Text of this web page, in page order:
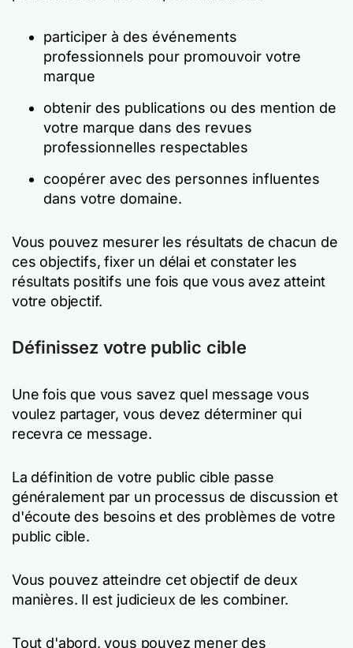
participer à des événements
professionnels pour promouvoir votre
marque
obtenir des publications ou des mention de
votre marque dans des revues
professionnelles respectables
coopérer avec des personnes influentes
dans votre domaine.
Vous pouvez mesurer les résultats de chacun de
ces objectifs, fixer un délai et constater les
résultats positifs une fois que vous avez atteint
votre objectif.
Définissez votre public cible
Une fois que vous savez quel message vous
voulez partager, vous devez déterminer qui
recevra ce message.
La définition de votre public cible passe
généralement par un processus de discussion et
d'écoute des besoins et des problèmes de votre
public cible.
Vous pouvez atteindre cet objectif de deux
manières. Il est judicieux de les combiner.
Tout d'abord, vous pouvez mener des